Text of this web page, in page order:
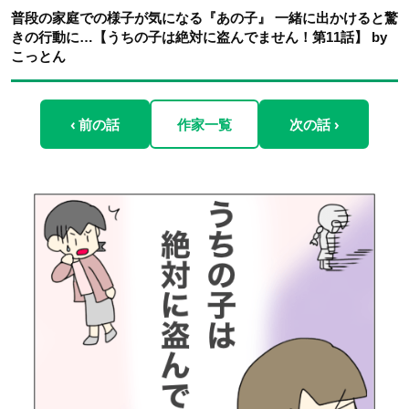
普段の家庭での様子が気になる『あの子』 一緒に出かけると驚
きの行動に…【うちの子は絶対に盗んでません！第11話】 by
こっとん
‹ 前の話 作家一覧 次の話 ›